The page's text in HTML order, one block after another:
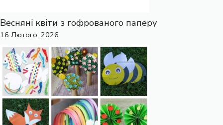
Весняні квіти з гофрованого паперу
16 Лютого, 2026